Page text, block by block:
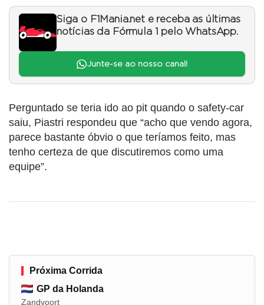
Siga o F1Mania.net e receba as últimas
notícias da Fórmula 1 pelo WhatsApp.
Junte-se ao nosso canal!
Perguntado se teria ido ao pit quando o safety-car
saiu, Piastri respondeu que “acho que vendo agora,
parece bastante óbvio o que teríamos feito, mas
tenho certeza de que discutiremos como uma
equipe”.
Próxima Corrida
GP da Holanda
Zandvoort